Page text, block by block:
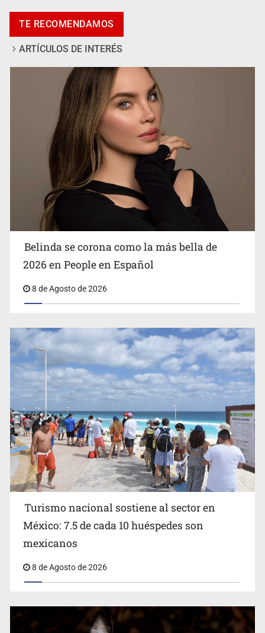
Pide regidora investigar dictámenes y desalojo de
vecinos en Mirador de San Isidro
Ciclosporiasis no representa un riesgo epidemiológico
masivo
EU reanudará este sábado inspecciones de aguacate en
Michoacán
Belinda se corona como la más bella de 2026 en People
TE RECOMENDAMOS
ARTÍCULOS DE INTERÉS
Belinda se corona como la más bella de
2026 en People en Español
8 de Agosto de 2026
Turismo nacional sostiene al sector en
México: 7.5 de cada 10 huéspedes son
mexicanos
8 de Agosto de 2026